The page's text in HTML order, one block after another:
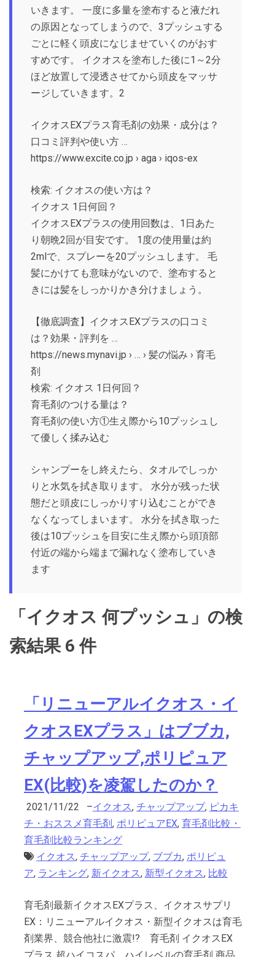
いきます。 一度に多量を塗布すると液だれ
の原因となってしまうので、3プッシュする
ごとに軽く頭皮になじませていくのがおす
すめです。 イクオスを塗布した後に1～2分
ほど放置して浸透させてから頭皮をマッサ
ージしていきます。2
イクオスEXプラス育毛剤の効果・成分は？
口コミ評判や使い方 …
https://www.excite.co.jp › aga › iqos-ex
検索: イクオスの使い方は？
イクオス 1日何回？
イクオスEXプラスの使用回数は、1日あた
り朝晩2回が目安です。 1度の使用量は約
2mlで、スプレーを20プッシュします。 毛
髪にかけても意味がないので、塗布すると
きには髪をしっかりかき分けましょう。
【徹底調査】イクオスEXプラスの口コミ
は？効果・評判を …
https://news.mynavi.jp › … › 髪の悩み › 育毛
剤
検索: イクオス 1日何回？
育毛剤のつける量は？
育毛剤の使い方①生え際から10プッシュし
て優しく揉み込む
シャンプーをし終えたら、タオルでしっか
りと水気を拭き取ります。 水分が残った状
態だと頭皮にしっかりすり込むことができ
なくなってしまいます。 水分を拭き取った
後は10プッシュを目安に生え際から頭頂部
付近の端から端まで漏れなく塗布していき
ます
「イクオス 何プッシュ」の検
索結果 6 件
「リニューアルイクオス・イ
クオスEXプラス」はブブカ,
チャップアップ,ポリピュア
EX(比較)を凌駕したのか？
2021/11/22 –イクオス, チャップアップ, ピカキ
チ・おススメ育毛剤, ポリピュアEX, 育毛剤比較・
育毛剤比較ランキング
イクオス, チャップアップ, ブブカ, ポリピュ
ア, ランキング, 新イクオス, 新型イクオス, 比較
育毛剤最新イクオスEXプラス、イクオスサプリ
EX：リニューアルイクオス・新型イクオスは育毛
剤業界、競合他社に激震!? 育毛剤 イクオスEX